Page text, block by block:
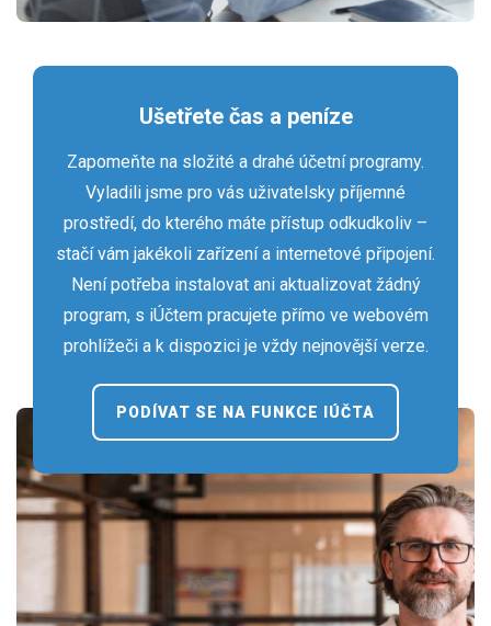
Ušetřete čas a peníze
Zapomeňte na složité a drahé účetní programy.
Vyladili jsme pro vás uživatelsky příjemné
prostředí, do kterého máte přístup odkudkoliv –
stačí vám jakékoli zařízení a internetové připojení.
Není potřeba instalovat ani aktualizovat žádný
program, s iÚčtem pracujete přímo ve webovém
prohlížeči a k dispozici je vždy nejnovější verze.
PODÍVAT SE NA FUNKCE IÚČTA